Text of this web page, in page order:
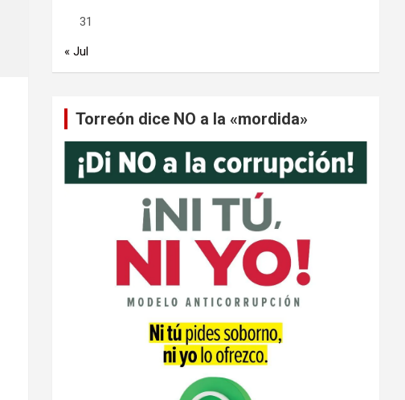
31
« Jul
Torreón dice NO a la «mordida»